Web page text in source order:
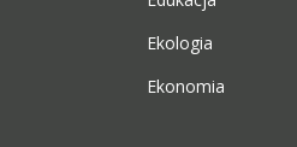
Ekologia
Ekonomia